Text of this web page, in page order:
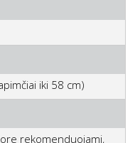
iki 58 cm)
rekomenduojami,